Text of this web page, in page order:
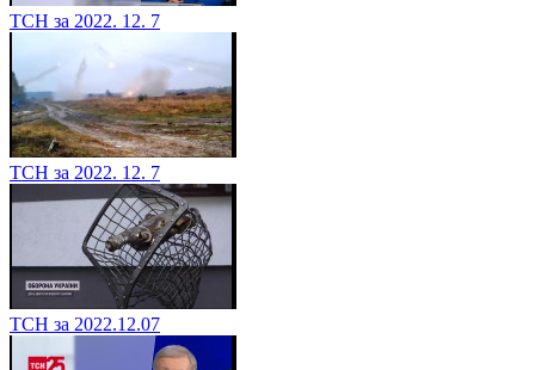
ТСН за 2022. 12. 7
ТСН за 2022. 12. 7
ТСН за 2022.12.07